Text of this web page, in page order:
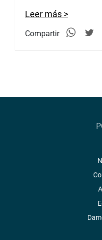
Leer más >
Compartir